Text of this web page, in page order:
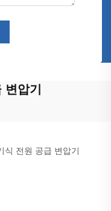
변압기
식 전원 공급 변압기